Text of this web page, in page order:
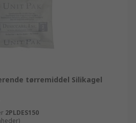
tørremiddel Silikagel
2PLDES150